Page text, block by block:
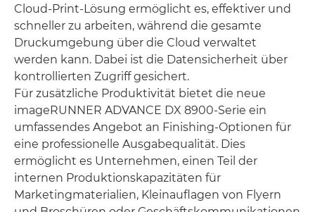
Cloud-Print-Lösung ermöglicht es, effektiver und
schneller zu arbeiten, während die gesamte
Druckumgebung über die Cloud verwaltet
werden kann. Dabei ist die Datensicherheit über
kontrollierten Zugriff gesichert.
Für zusätzliche Produktivität bietet die neue
imageRUNNER ADVANCE DX 8900-Serie ein
umfassendes Angebot an Finishing-Optionen für
eine professionelle Ausgabequalität. Dies
ermöglicht es Unternehmen, einen Teil der
internen Produktionskapazitäten für
Marketingmaterialien, Kleinauflagen von Flyern